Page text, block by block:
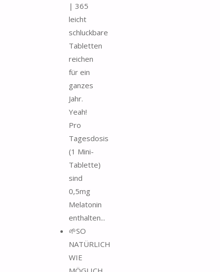
| 365
leicht
schluckbare
Tabletten
reichen
für ein
ganzes
Jahr.
Yeah!
Pro
Tagesdosis
(1 Mini-
Tablette)
sind
0,5mg
Melatonin
enthalten...
🌱SO
NATÜRLICH
WIE